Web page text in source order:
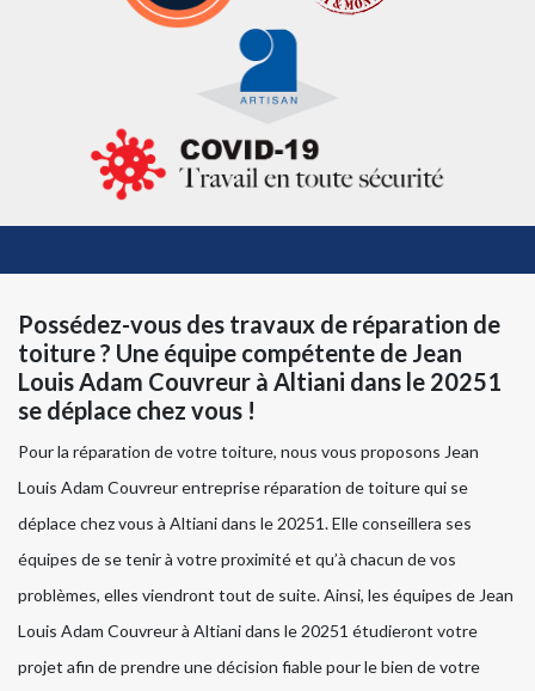
Possédez-vous des travaux de réparation de
toiture ? Une équipe compétente de Jean
Louis Adam Couvreur à Altiani dans le 20251
se déplace chez vous !
Pour la réparation de votre toiture, nous vous proposons Jean
Louis Adam Couvreur entreprise réparation de toiture qui se
déplace chez vous à Altiani dans le 20251. Elle conseillera ses
équipes de se tenir à votre proximité et qu’à chacun de vos
problèmes, elles viendront tout de suite. Ainsi, les équipes de Jean
Louis Adam Couvreur à Altiani dans le 20251 étudieront votre
projet afin de prendre une décision fiable pour le bien de votre